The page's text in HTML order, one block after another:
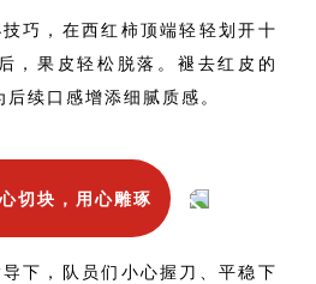
巧，在西红柿顶端轻轻划开十
，果皮轻松脱落。褪去红皮的
续口感增添细腻质感。
切块，用心雕琢
下，队员们小心握刀、平稳下